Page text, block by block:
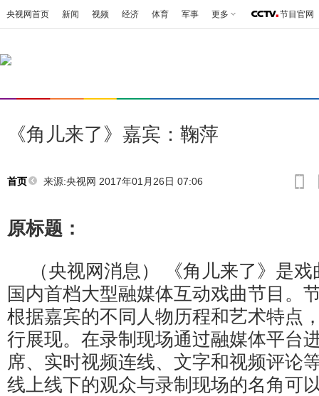
央视网首页 新闻 视频 经济 体育 军事 更多 节目官网
《角儿来了》嘉宾：鞠萍
首页 来源:央视网 2017年01月26日 07:06
原标题：
（央视网消息） 《角儿来了》是
国内首档大型融媒体互动戏曲节目。
根据嘉宾的不同人物历程和艺术特点
行展现。在录制现场通过融媒体平台
席、实时视频连线、文字和视频评论
线上线下的观众与录制现场的名角可